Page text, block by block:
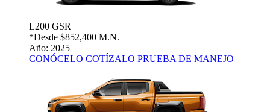
L200 GSR
*Desde $852,400 M.N.
Año: 2025
CONÓCELO COTÍZALO PRUEBA DE MANEJO